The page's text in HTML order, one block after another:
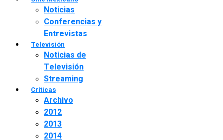
Noticias
Conferencias y
Entrevistas
Televisión
Noticias de
Televisión
Streaming
Críticas
Archivo
2012
2013
2014